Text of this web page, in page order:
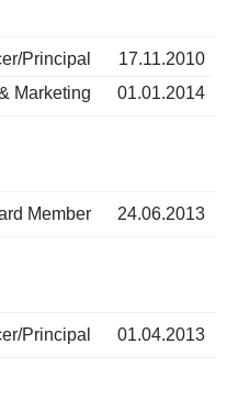
Principal
17.11.2010
Marketing
01.01.2014
Member 24.06.2013
Principal 01.04.2013